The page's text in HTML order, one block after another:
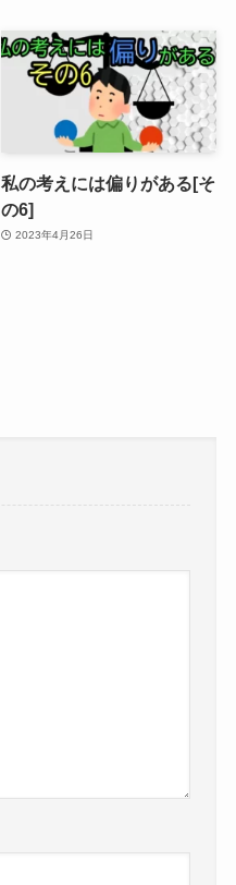
私の考えには偏りがある[そ
の6]
2023年4月26日